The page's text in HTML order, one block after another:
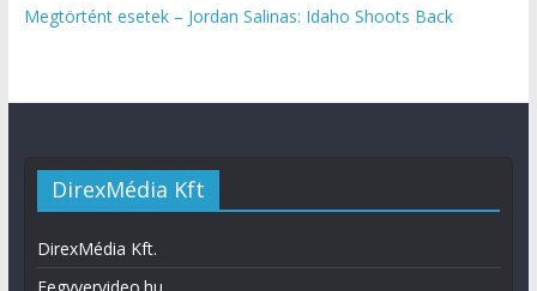
Megtörtént esetek – Jordan Salinas: Idaho Shoots Back
DirexMédia Kft
DirexMédia Kft.